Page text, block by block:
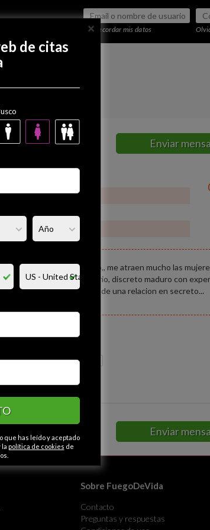
Recordar mis datos
Enviar
sepa llevarme al maximo,, me atraen mucho las
.....me considero serio, discreto maduro con
me encanta disfrutar de una relacion en secreto...
CATEGORÍAS
Contactos en Ensenada
Enviar
×
de citas
que has leído y aceptado
la política de cookies de
Sobre FuegoDeVida
Contacto
Preguntas y respuestas